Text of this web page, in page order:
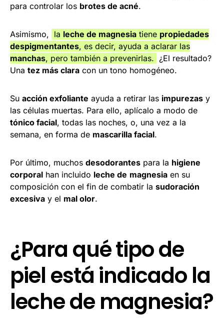
para controlar los brotes de acné.
Asimismo, la leche de magnesia tiene propiedades
despigmentantes, es decir, ayuda a aclarar las
manchas, pero también a prevenirlas. ¿El resultado?
Una tez más clara con un tono homogéneo.
Su acción exfoliante ayuda a retirar las impurezas y
las células muertas. Para ello, aplícalo a modo de
tónico facial, todas las noches, o, una vez a la
semana, en forma de mascarilla facial.
Por último, muchos desodorantes para la higiene
corporal han incluido leche de magnesia en su
composición con el fin de combatir la sudoración
excesiva y el mal olor.
¿Para qué tipo de
piel está indicado la
leche de magnesia?